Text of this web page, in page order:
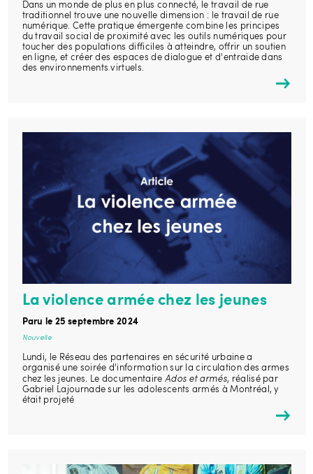
Dans un monde de plus en plus connecté, le travail de rue
traditionnel trouve une nouvelle dimension : le travail de rue
numérique. Cette pratique émergente combine les principes
du travail social de proximité avec les outils numériques pour
toucher des populations difficiles à atteindre, offrir un soutien
en ligne, et créer des espaces de dialogue et d'entraide dans
des environnements virtuels.
La violence armée chez les jeunes
Paru le 25 septembre 2024
Nouvelle
Lundi, le Réseau des partenaires en sécurité urbaine a
organisé une soirée d'information sur la circulation des armes
chez les jeunes. Le documentaire Ados et armés, réalisé par
Gabriel Lajournade sur les adolescents armés à Montréal, y
était projeté